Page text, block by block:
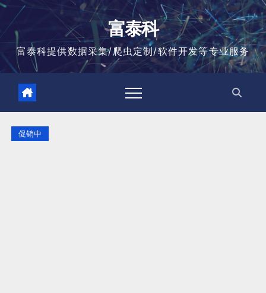
跳
富泰科
富泰科提供数据采集/爬虫定制/软件开发等专业服务
促销中